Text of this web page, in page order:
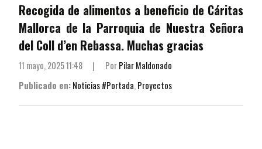
Recogida de alimentos a beneficio de Cáritas
Mallorca de la Parroquia de Nuestra Señora
del Coll d’en Rebassa. Muchas gracias
11 mayo, 2025 11:48 | PorPilar Maldonado
Publicado en:Noticias #Portada,Proyectos